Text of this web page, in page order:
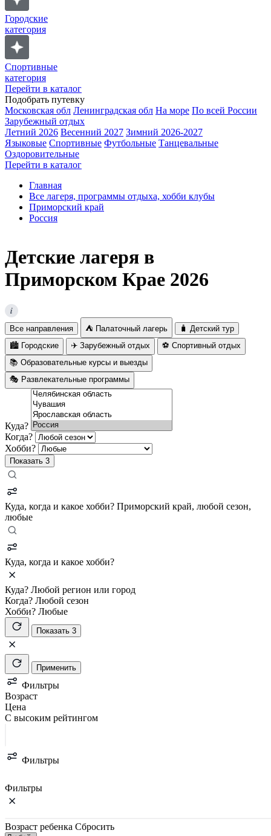
Городские
категория
Спортивные
категория
Перейти в каталог
Подобрать путевку
Московская обл Ленинградская обл На море По всей России
Зарубежный отдых
Летний 2026 Весенний 2027 Зимний 2026-2027
Языковые Спортивные Футбольные Танцевальные
Оздоровительные
Перейти в каталог
Главная
Все лагеря, программы отдыха, хобби клубы
Приморский край
Россия
Детские лагеря в
Приморском Крае 2026
i
Все направления ⛺ Палаточный лагерь
🧳 Детский тур
🏙️ Городские
✈️ Зарубежный отдых
⚽ Спортивный отдых
📚 Образовательные курсы и выезды
🎭 Развлекательные программы
Куда?
Когда?
Хобби?
Показать 3
Куда, когда и какое хобби? Приморский край, любой сезон,
любые
Куда, когда и какое хобби?
Куда? Любой регион или город
Когда? Любой сезон
Хобби? Любые
Показать 3
Применить
Фильтры
Возраст
Цена
С высоким рейтингом
Фильтры
Фильтры
Возраст ребенка Сбросить